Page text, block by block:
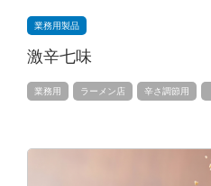
業務用製品
激辛七味
業務用 ラーメン店 辛さ調節用